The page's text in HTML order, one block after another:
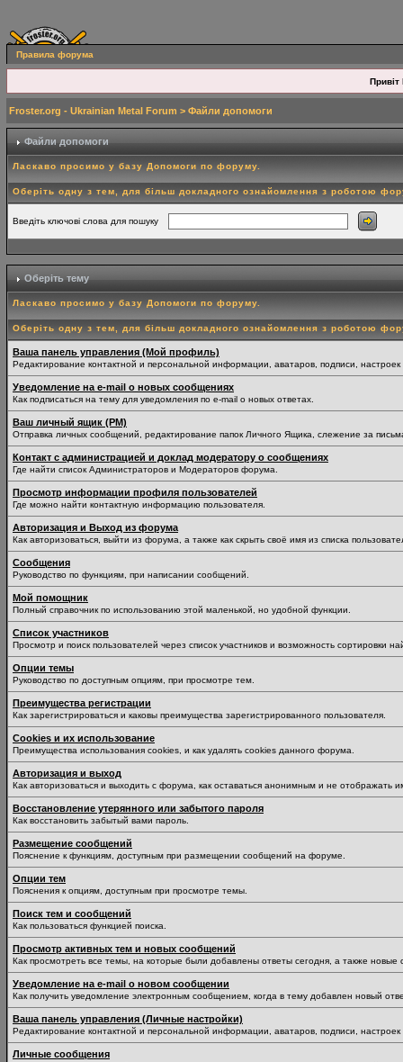
Правила форума
Привіт
Froster.org - Ukrainian Metal Forum > Файли допомоги
Файли допомоги
Ласкаво просимо у базу Допомоги по форуму.
Оберіть одну з тем, для більш докладного ознайомлення з роботою
Введіть ключові слова для пошуку
Оберіть тему
Ласкаво просимо у базу Допомоги по форуму.
Оберіть одну з тем, для більш докладного ознайомлення з роботою
Ваша панель управления (Мой профиль)
Редактирование контактной и персональной информации, аватаров, подписи,
Уведомление на e-mail о новых сообщениях
Как подписаться на тему для уведомления по e-mail о новых ответах.
Ваш личный ящик (PM)
Отправка личных сообщений, редактирование папок Личного Ящика, слежение за
Контакт с администрацией и доклад модератору о сообщениях
Где найти список Администраторов и Модераторов форума.
Просмотр информации профиля пользователей
Где можно найти контактную информацию пользователя.
Авторизация и Выход из форума
Как авторизоваться, выйти из форума, а также как скрыть своё имя из списка
Сообщения
Руководство по функциям, при написании сообщений.
Мой помощник
Полный справочник по использованию этой маленькой, но удобной функции.
Список участников
Просмотр и поиск пользователей через список участников и возможность сортировки
Опции темы
Руководство по доступным опциям, при просмотре тем.
Преимущества регистрации
Как зарегистрироваться и каковы преимущества зарегистрированного пользователя.
Cookies и их использование
Преимущества использования cookies, и как удалять cookies данного форума.
Авторизация и выход
Как авторизоваться и выходить с форума, как оставаться анонимным и не отображать
Восстановление утерянного или забытого пароля
Как восстановить забытый вами пароль.
Размещение сообщений
Пояснение к функциям, доступным при размещении сообщений на форуме.
Опции тем
Пояснения к опциям, доступным при просмотре темы.
Поиск тем и сообщений
Как пользоваться функцией поиска.
Просмотр активных тем и новых сообщений
Как просмотреть все темы, на которые были добавлены ответы сегодня, а также
Уведомление на е-mail о новом сообщении
Как получить уведомление электронным сообщением, когда в тему добавлен новый
Ваша панель управления (Личные настройки)
Редактирование контактной и персональной информации, аватаров, подписи,
Личные сообщения